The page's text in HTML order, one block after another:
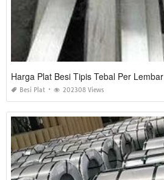
Harga Plat Besi Tipis Tebal Per Lembar
Besi Plat 202308 Views